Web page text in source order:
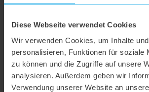
Diese Webseite verwendet Cookies
Wir verwenden Cookies, um Inhalte
personalisieren, Funktionen für soziale
zu können und die Zugriffe auf unsere
analysieren. Außerdem geben wir
Verwendung unserer Website an
hoogo N5
hoogo orga-nicer